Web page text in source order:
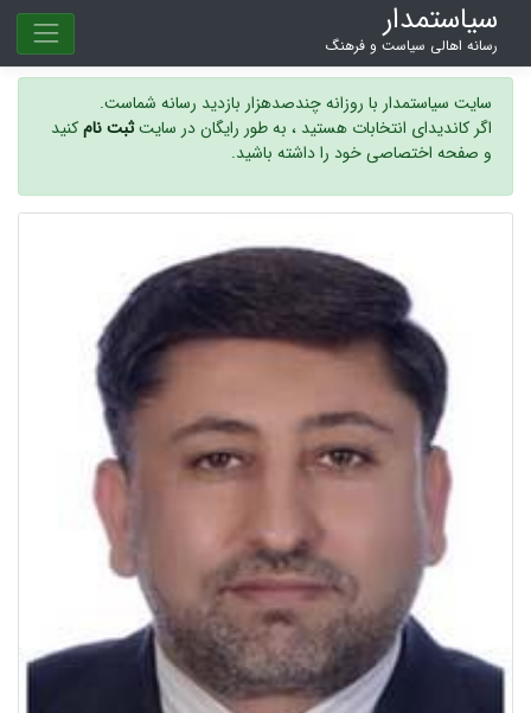
سیاستمدار
رسانه اهالی سیاست و فرهنگ
سایت سیاستمدار با روزانه چندصدهزار بازدید رسانه شماست.
اگر کاندیدای انتخابات هستید ، به طور رایگان در سایتثبت نامکنید
و صفحه اختصاصی خود را داشته باشید.